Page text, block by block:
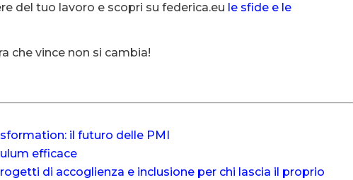
del tuo lavoro e scopri su federica.eu le sfide e le
che vince non si cambia!
il futuro delle PMI
efficace
di accoglienza e inclusione per chi lascia il proprio